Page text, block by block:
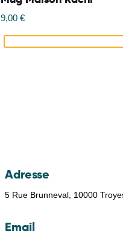
9,00 €
Adresse
5 Rue Brunneval, 10000
Email